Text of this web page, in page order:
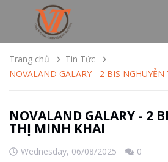
Trang chủ
Tin Tức
NOVALAND GALARY - 2 BIS
NOVALAND GALARY - 2
THỊ MINH KHAI
Wednesday, 06/08/2025
0